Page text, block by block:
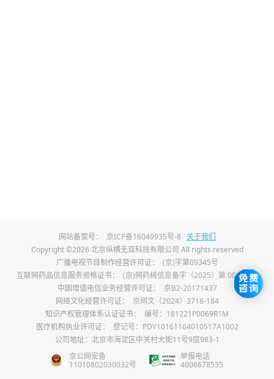
网站备案号： 京ICP备16049935号-8 关于我们
Copyright ©2026 北京纵横无双科技有限公司 All rights reserved
广播电视节目制作经营许可证：
(京)字第09345号
互联网药品信息服务资格证书：
(京)网药械信息备字（2025）第 00017 号
中国增值电信业务经营许可证：
京B2-20171437
网络文化经营许可证：
京网文（2024）3718-184
知识产权管理体系认证证书：
编号：181221P0069R1M
医疗机构执业许可证：
登记号：PDY10161164010517A1002
公司地址：北京市海淀区中关村大街11号9层983-1
京公网安备
11010802030032号
举报电话
4006678535